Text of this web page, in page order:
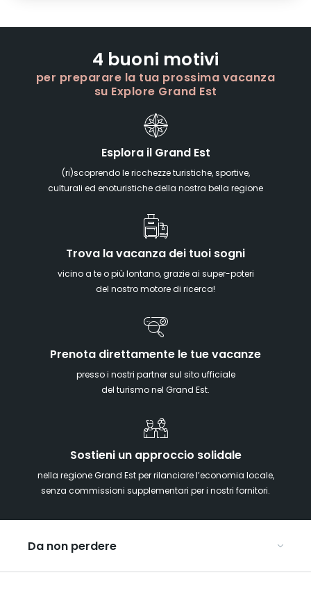
4 buoni motivi
per preparare la tua prossima vacanza
su Explore Grand Est
Esplora il Grand Est
(ri)scoprendo le ricchezze turistiche, sportive,
culturali ed enoturistiche della nostra bella regione
Trova la vacanza dei tuoi sogni
vicino a te o più lontano, grazie ai super-poteri
del nostro motore di ricerca!
Prenota direttamente le tue vacanze
presso i nostri partner sul sito ufficiale
del turismo nel Grand Est.
Sostieni un approccio solidale
nella regione Grand Est per rilanciare l’economia locale,
senza commissioni supplementari per i nostri fornitori.
Da non perdere